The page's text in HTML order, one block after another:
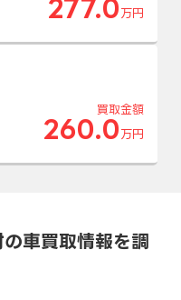
277.0 万円
買取金額
260.0 万円
車買取情報を調